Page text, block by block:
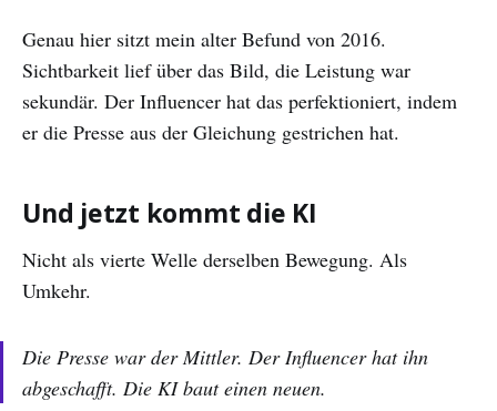
Genau hier sitzt mein alter Befund von 2016.
Sichtbarkeit lief über das Bild, die Leistung war
sekundär. Der Influencer hat das perfektioniert, indem
er die Presse aus der Gleichung gestrichen hat.
Und jetzt kommt die KI
Nicht als vierte Welle derselben Bewegung. Als
Umkehr.
Die Presse war der Mittler. Der Influencer hat ihn
abgeschafft. Die KI baut einen neuen.